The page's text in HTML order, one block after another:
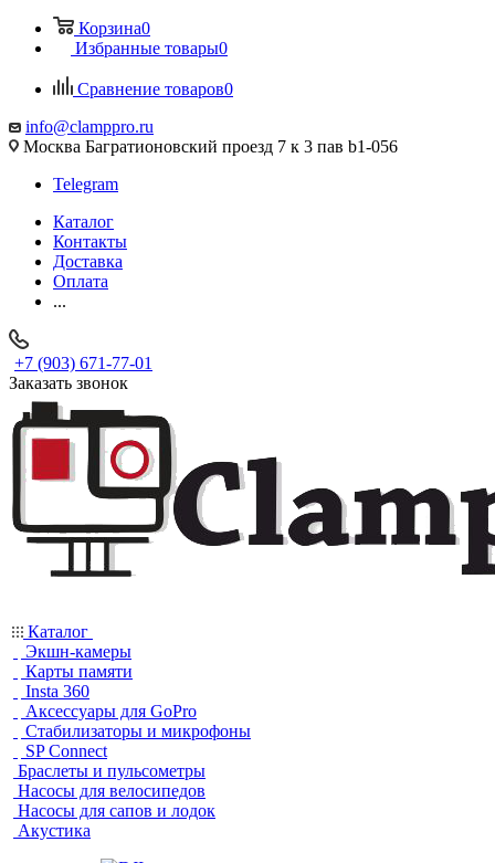
Корзина0
Избранные товары0
Сравнение товаров0
info@clamppro.ru
Москва Багратионовский проезд 7 к 3 пав b1-056
Telegram
Каталог
Контакты
Доставка
Оплата
...
+7 (903) 671-77-01
Заказать звонок
Каталог
Экшн-камеры
Карты памяти
Insta 360
Аксессуары для GoPro
Стабилизаторы и микрофоны
SP Connect
Браслеты и пульсометры
Насосы для велосипедов
Насосы для сапов и лодок
Акустика